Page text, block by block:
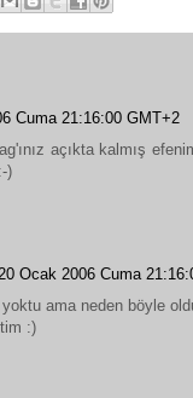
Cuma 21:16:00 GMT+2
açıkta kalmış
)
Ocak 2006 Cuma
ama neden böyle
:)